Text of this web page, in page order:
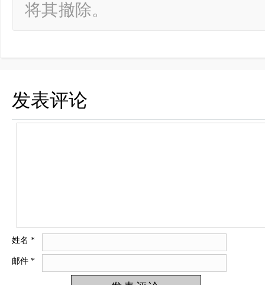
将其撤除。
发表评论
姓名 *
邮件 *